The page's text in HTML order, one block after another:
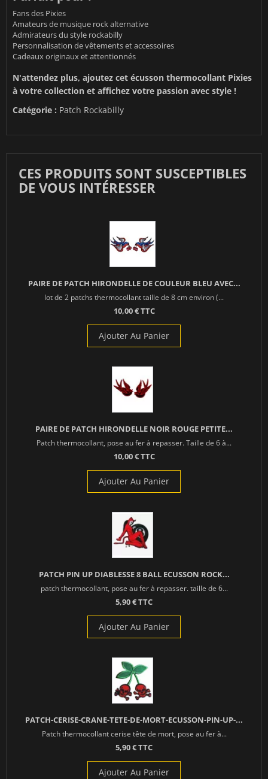
Fans des Pixies
Amateurs de musique rock alternative
Admirateurs du style rockabilly
Personnalisation de vêtements et accessoires
Cadeaux originaux et attentionnés
N'attendez plus, ajoutez cet écusson thermocollant Pixies
à votre collection et affichez votre passion avec style !
Catégorie : Patch Rockabilly
CES PRODUITS SONT SUSCEPTIBLES
DE VOUS INTÉRESSER
PAIRE DE PATCH HIRONDELLE DE COULEUR BLEU AVEC...
lot de 2 patchs thermocollant taille de 8 cm environ (...
10,00 € TTC
Ajouter Au Panier
PAIRE DE PATCH HIRONDELLE NOIR ROUGE PETITE...
Patch thermocollant, pose au fer à repasser. Taille de 6 à...
10,00 € TTC
Ajouter Au Panier
PATCH PIN UP DIABLESSE 8 BALL ECUSSON ROCK...
patch thermocollant, pose au fer à repasser. taille de 6...
5,90 € TTC
Ajouter Au Panier
PATCH-CERISE-CRANE-TETE-DE-MORT-ECUSSON-PIN-UP-...
Patch thermocollant cerise tête de mort, pose au fer à...
5,90 € TTC
Ajouter Au Panier